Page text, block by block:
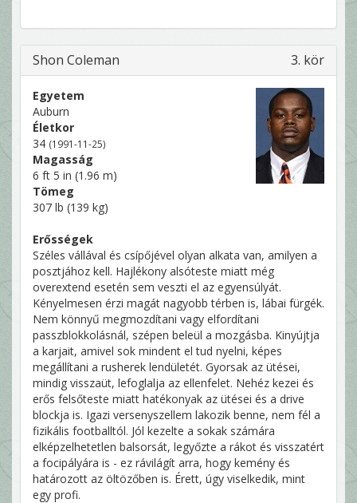
Shon Coleman 3. kör
Egyetem
Auburn
Életkor
34 (1991-11-25)
Magasság
6 ft 5 in (1.96 m)
Tömeg
307 lb (139 kg)
Erősségek
Széles vállával és csípőjével olyan alkata van, amilyen a
posztjához kell. Hajlékony alsóteste miatt még
overextend esetén sem veszti el az egyensúlyát.
Kényelmesen érzi magát nagyobb térben is, lábai fürgék.
Nem könnyű megmozdítani vagy elfordítani
passzblokkolásnál, szépen beleül a mozgásba. Kinyújtja
a karjait, amivel sok mindent el tud nyelni, képes
megállítani a rusherek lendületét. Gyorsak az ütései,
mindig visszaüt, lefoglalja az ellenfelet. Nehéz kezei és
erős felsőteste miatt hatékonyak az ütései és a drive
blockja is. Igazi versenyszellem lakozik benne, nem fél a
fizikális footballtól. Jól kezelte a sokak számára
elképzelhetetlen balsorsát, legyőzte a rákot és visszatért
a focipályára is - ez rávilágít arra, hogy kemény és
határozott az öltözőben is. Érett, úgy viselkedik, mint
egy profi.